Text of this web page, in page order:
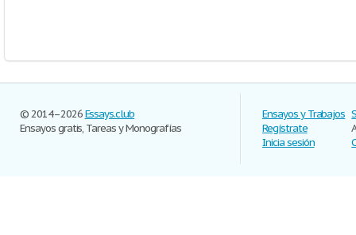
© 2014–2026Essays.club
Ensayos gratis, Tareas y Monografías
Ensayos y Trabajos
Regístrate
Inicia sesión